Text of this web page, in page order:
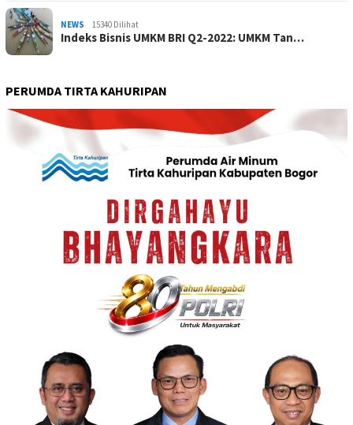
NEWS 15340 Dilihat
Indeks Bisnis UMKM BRI Q2-2022: UMKM Tan…
PERUMDA TIRTA KAHURIPAN